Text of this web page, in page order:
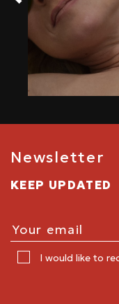
Newsletter
KEEP UPDATED
I would like to